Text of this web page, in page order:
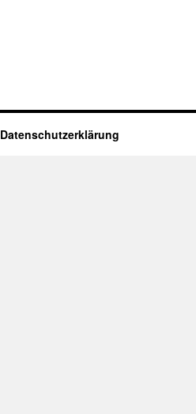
Datenschutzerklärung